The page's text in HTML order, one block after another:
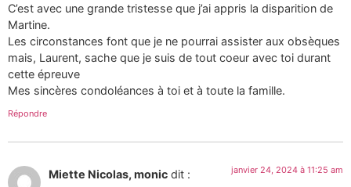
C’est avec une grande tristesse que j’ai appris la disparition de
Martine.
Les circonstances font que je ne pourrai assister aux obsèques
mais, Laurent, sache que je suis de tout coeur avec toi durant
cette épreuve
Mes sincères condoléances à toi et à toute la famille.
Répondre
Miette Nicolas, monic dit : janvier 24, 2024 à 11:25 am